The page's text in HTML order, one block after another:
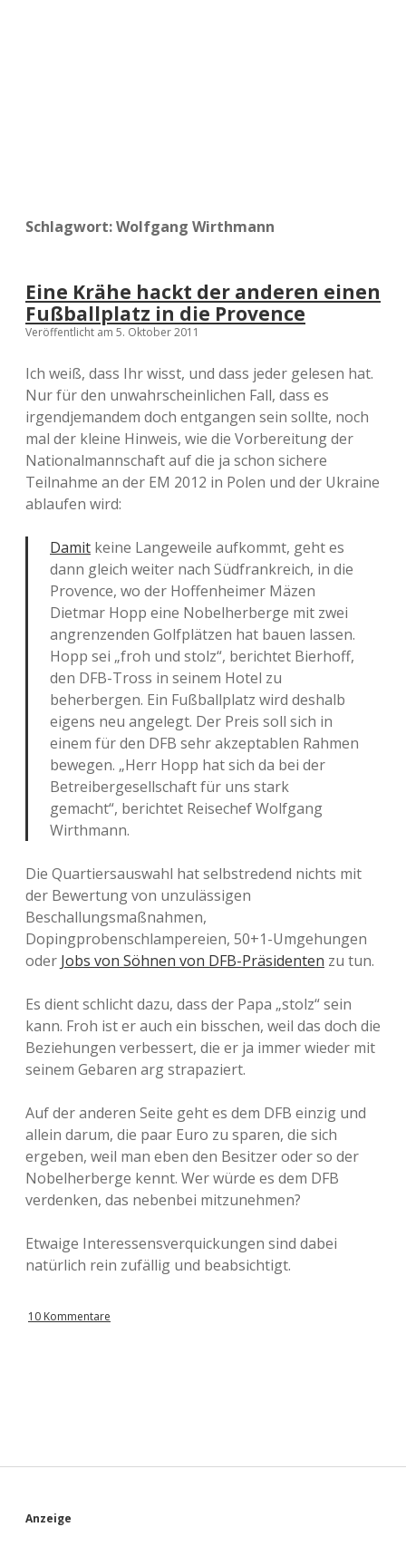
Schlagwort:Wolfgang Wirthmann
Eine Krähe hackt der anderen einen
Fußballplatz in die Provence
Veröffentlicht am 5. Oktober 2011
Ich weiß, dass Ihr wisst, und dass jeder gelesen hat.
Nur für den unwahrscheinlichen Fall, dass es
irgendjemandem doch entgangen sein sollte, noch
mal der kleine Hinweis, wie die Vorbereitung der
Nationalmannschaft auf die ja schon sichere
Teilnahme an der EM 2012 in Polen und der Ukraine
ablaufen wird:
Damit keine Langeweile aufkommt, geht es
dann gleich weiter nach Südfrankreich, in die
Provence, wo der Hoffenheimer Mäzen
Dietmar Hopp eine Nobelherberge mit zwei
angrenzenden Golfplätzen hat bauen lassen.
Hopp sei „froh und stolz“, berichtet Bierhoff,
den DFB-Tross in seinem Hotel zu
beherbergen. Ein Fußballplatz wird deshalb
eigens neu angelegt. Der Preis soll sich in
einem für den DFB sehr akzeptablen Rahmen
bewegen. „Herr Hopp hat sich da bei der
Betreibergesellschaft für uns stark
gemacht“, berichtet Reisechef Wolfgang
Wirthmann.
Die Quartiersauswahl hat selbstredend nichts mit
der Bewertung von unzulässigen
Beschallungsmaßnahmen,
Dopingprobenschlampereien, 50+1-Umgehungen
oder Jobs von Söhnen von DFB-Präsidenten zu tun.
Es dient schlicht dazu, dass der Papa „stolz“ sein
kann. Froh ist er auch ein bisschen, weil das doch die
Beziehungen verbessert, die er ja immer wieder mit
seinem Gebaren arg strapaziert.
Auf der anderen Seite geht es dem DFB einzig und
allein darum, die paar Euro zu sparen, die sich
ergeben, weil man eben den Besitzer oder so der
Nobelherberge kennt. Wer würde es dem DFB
verdenken, das nebenbei mitzunehmen?
Etwaige Interessensverquickungen sind dabei
natürlich rein zufällig und beabsichtigt.
10 Kommentare
S
Anzeige